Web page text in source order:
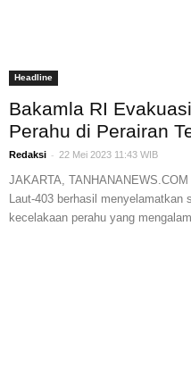
Headline
Bakamla RI
Perahu di Perairan
Redaksi - 22 Mei 2023 11:43 WIB
JAKARTA,
Laut-403 berhasil menyelamatkan
kecelakaan perahu yang